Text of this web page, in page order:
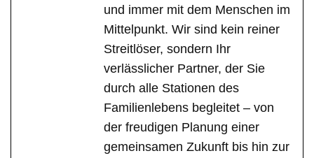
und immer mit dem Menschen im
Mittelpunkt. Wir sind kein reiner
Streitlöser, sondern Ihr
verlässlicher Partner, der Sie
durch alle Stationen des
Familienlebens begleitet – von
der freudigen Planung einer
gemeinsamen Zukunft bis hin zur